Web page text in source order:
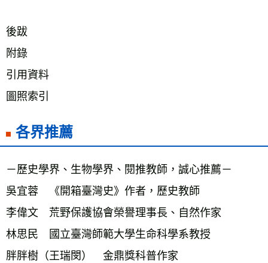
後跋
附錄
引用資料
圖照索引
各界推薦
－歷史學界、生物學界、閱推教師，誠心推薦－
吳宜蓉　《開箱臺灣史》作者，歷史教師
李偉文　荒野保護協會榮譽理事長、自然作家
林思民　國立臺灣師範大學生命科學系教授
胖胖樹（王瑞閔）　金鼎獎科普作家